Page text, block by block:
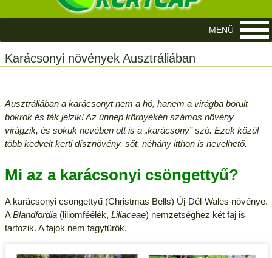
Karácsonyi növények Ausztráliában
Ausztráliában a karácsonyt nem a hó, hanem a virágba borult
bokrok és fák jelzik! Az ünnep környékén számos növény
virágzik, és sokuk nevében ott is a „karácsony” szó. Ezek közül
több kedvelt kerti dísznövény, sőt, néhány itthon is nevelhető.
Mi az a karácsonyi csöngettyű?
A karácsonyi csöngettyű (Christmas Bells) Új-Dél-Wales növénye.
ABlandfordia(liliomféélék, Liliaceae) nemzetséghez két faj is
tartozik. A fajok nem fagytűrők.